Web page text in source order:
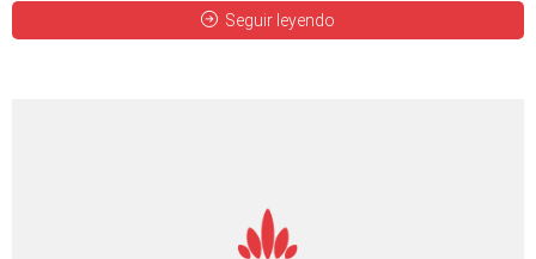
Seguir leyendo